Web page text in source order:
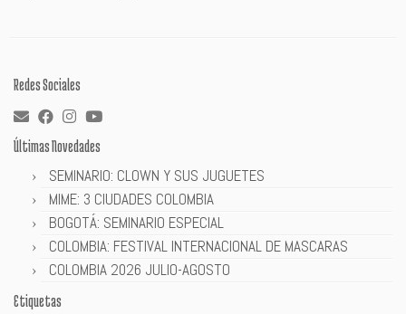
Redes Sociales
Últimas Novedades
SEMINARIO: CLOWN Y SUS JUGUETES
MIME: 3 CIUDADES COLOMBIA
BOGOTÁ: SEMINARIO ESPECIAL
COLOMBIA: FESTIVAL INTERNACIONAL DE MASCARAS
COLOMBIA 2026 JULIO-AGOSTO
Etiquetas